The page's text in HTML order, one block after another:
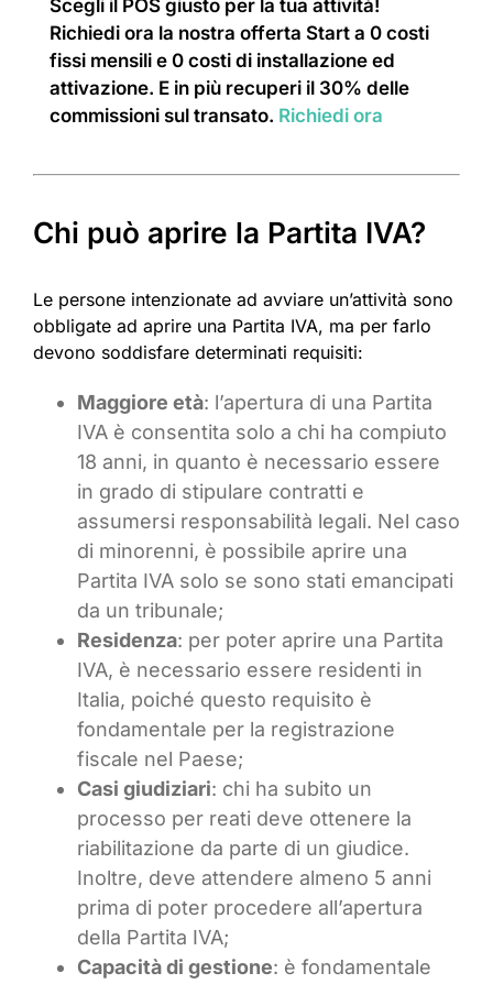
Scegli il POS giusto per la tua attività!
Richiedi ora la nostra offerta Start a 0 costi
fissi mensili e 0 costi di installazione ed
attivazione. E in più recuperi il 30% delle
commissioni sul transato. Richiedi ora
Chi può aprire la Partita IVA?
Le persone intenzionate ad avviare un’attività sono
obbligate ad aprire una Partita IVA, ma per farlo
devono soddisfare determinati requisiti:
Maggiore età: l’apertura di una Partita
IVA è consentita solo a chi ha compiuto
18 anni, in quanto è necessario essere
in grado di stipulare contratti e
assumersi responsabilità legali. Nel caso
di minorenni, è possibile aprire una
Partita IVA solo se sono stati emancipati
da un tribunale;
Residenza: per poter aprire una Partita
IVA, è necessario essere residenti in
Italia, poiché questo requisito è
fondamentale per la registrazione
fiscale nel Paese;
Casi giudiziari: chi ha subito un
processo per reati deve ottenere la
riabilitazione da parte di un giudice.
Inoltre, deve attendere almeno 5 anni
prima di poter procedere all’apertura
della Partita IVA;
Capacità di gestione: è fondamentale